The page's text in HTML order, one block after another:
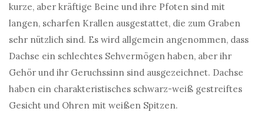
kurze, aber kräftige Beine und ihre Pfoten sind mit
langen, scharfen Krallen ausgestattet, die zum Graben
sehr nützlich sind. Es wird allgemein angenommen, dass
Dachse ein schlechtes Sehvermögen haben, aber ihr
Gehör und ihr Geruchssinn sind ausgezeichnet. Dachse
haben ein charakteristisches schwarz-weiß gestreiftes
Gesicht und Ohren mit weißen Spitzen.